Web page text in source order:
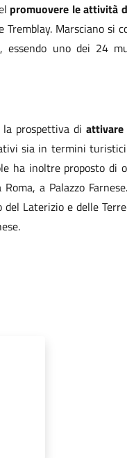
promuovere le attività
Marsciano
uno dei 24
prospettiva di
sia in termini
ha inoltre proposto di
a Palazzo
Laterizio e delle